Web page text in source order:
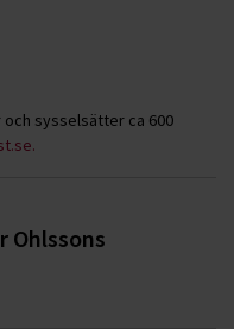
sysselsätter ca 600
Ohlssons